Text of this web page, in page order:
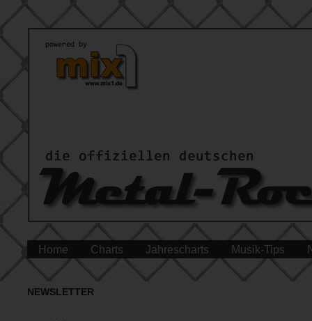
Home Charts Jahrescharts Musik-Tips
NEWSLETTER